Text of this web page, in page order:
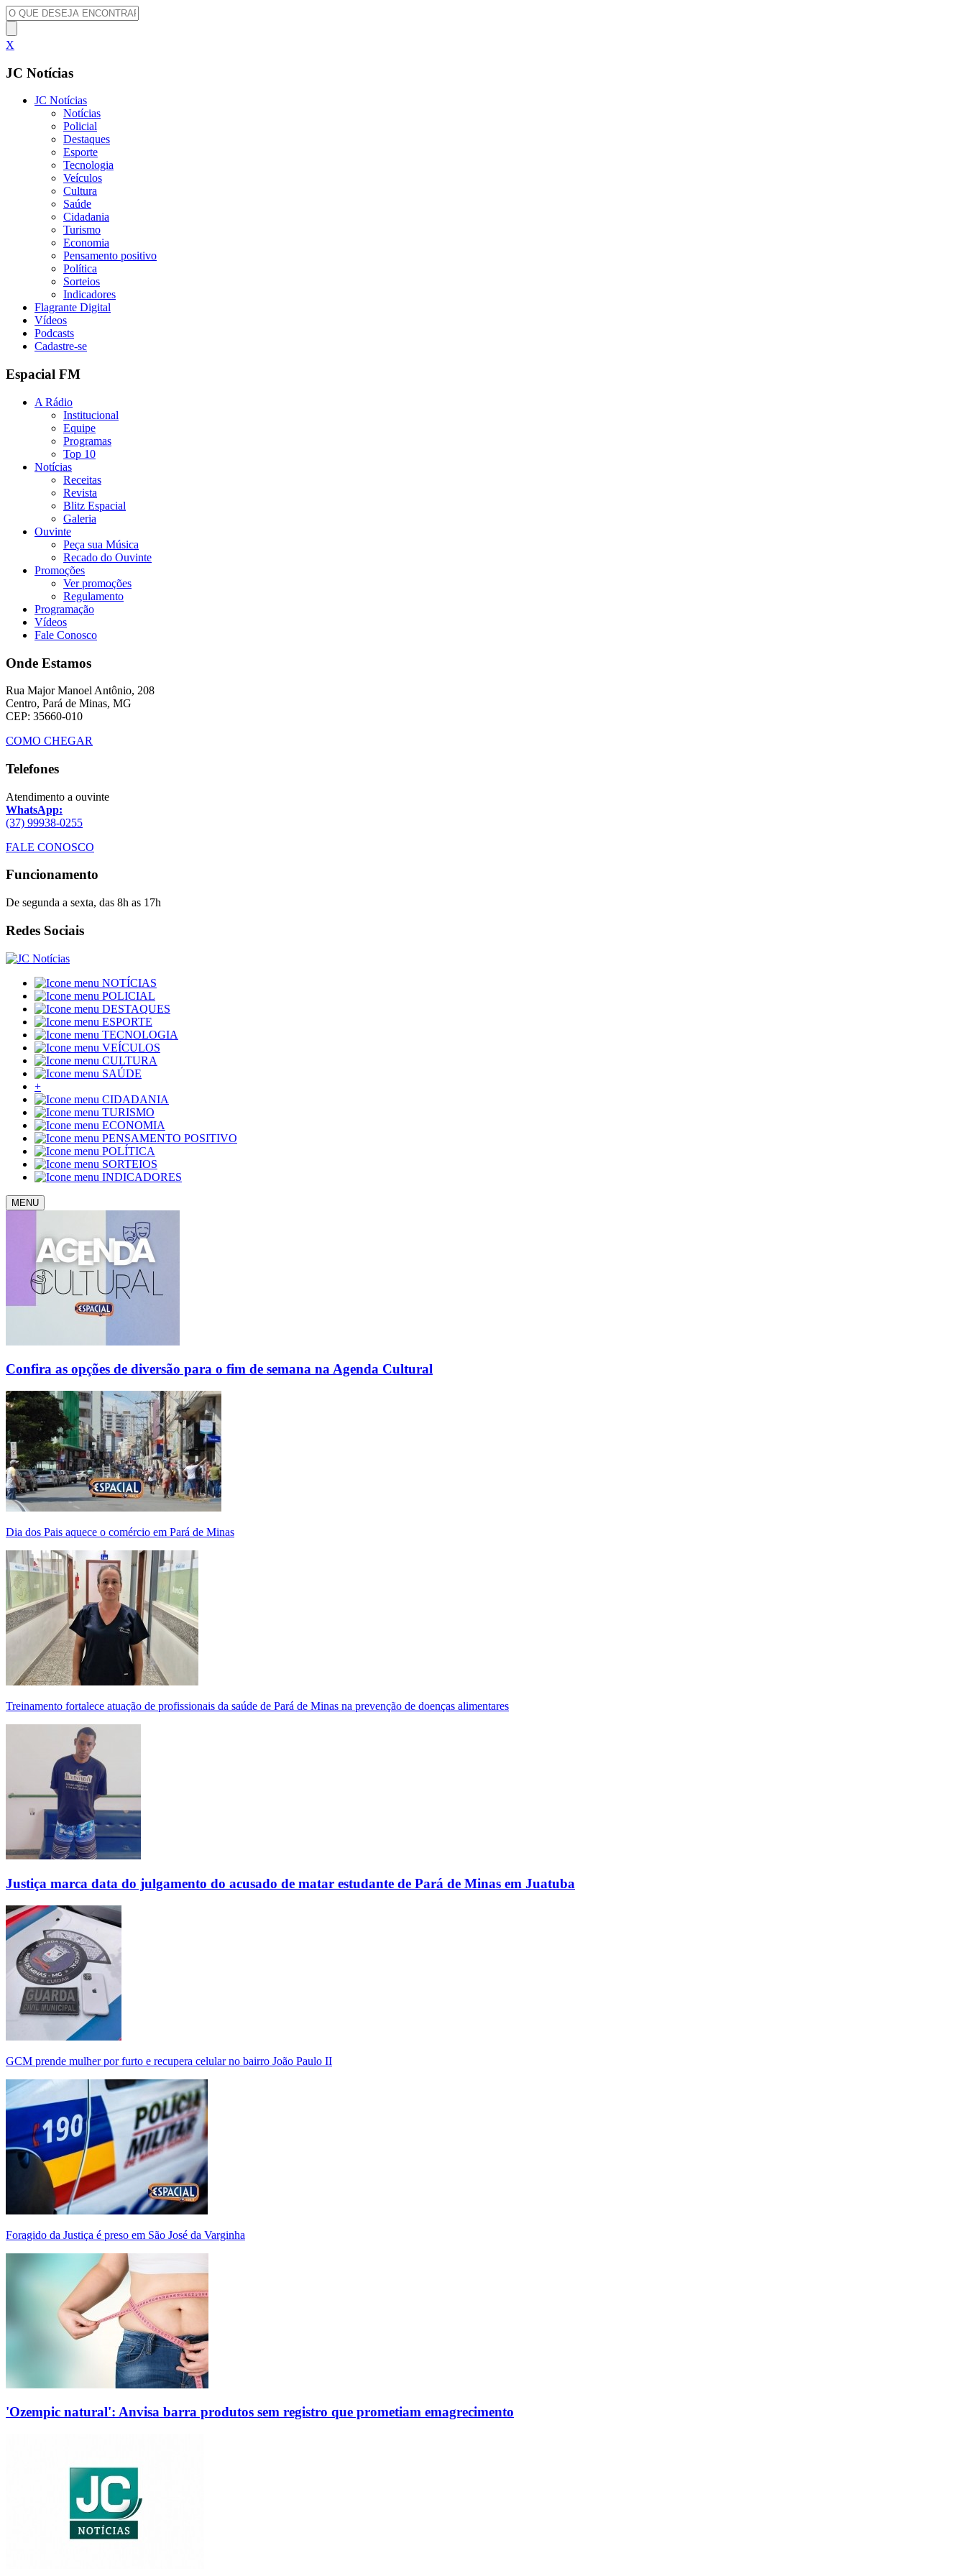
X
JC Notícias
JC Notícias
Notícias
Policial
Destaques
Esporte
Tecnologia
Veículos
Cultura
Saúde
Cidadania
Turismo
Economia
Pensamento positivo
Política
Sorteios
Indicadores
Flagrante Digital
Vídeos
Podcasts
Cadastre-se
Espacial FM
A Rádio
Institucional
Equipe
Programas
Top 10
Notícias
Receitas
Revista
Blitz Espacial
Galeria
Ouvinte
Peça sua Música
Recado do Ouvinte
Promoções
Ver promoções
Regulamento
Programação
Vídeos
Fale Conosco
Onde Estamos
Rua Major Manoel Antônio, 208
Centro, Pará de Minas, MG
CEP: 35660-010
COMO CHEGAR
Telefones
Atendimento a ouvinte
WhatsApp:
(37) 99938-0255
FALE CONOSCO
Funcionamento
De segunda a sexta, das 8h as 17h
Redes Sociais
NOTÍCIAS
POLICIAL
DESTAQUES
ESPORTE
TECNOLOGIA
VEÍCULOS
CULTURA
SAÚDE
+
CIDADANIA
TURISMO
ECONOMIA
PENSAMENTO POSITIVO
POLÍTICA
SORTEIOS
INDICADORES
MENU
Confira as opções de diversão para o fim de semana na Agenda Cultural
Dia dos Pais aquece o comércio em Pará de Minas
Treinamento fortalece atuação de profissionais da saúde de Pará de Minas na prevenção de doenças alimentares
Justiça marca data do julgamento do acusado de matar estudante de Pará de Minas em Juatuba
GCM prende mulher por furto e recupera celular no bairro João Paulo II
Foragido da Justiça é preso em São José da Varginha
'Ozempic natural': Anvisa barra produtos sem registro que prometiam emagrecimento